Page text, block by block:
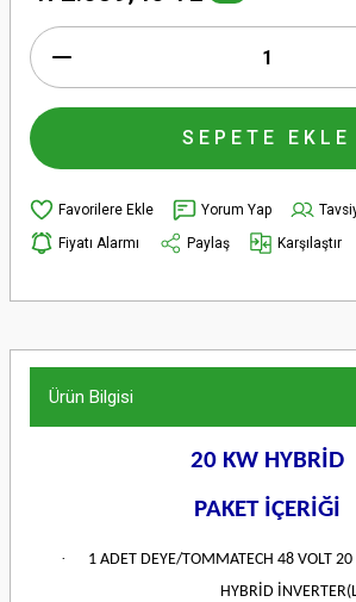
SEPETE EKLE
Yorum Yap
Fiyatı Alarmı
Paylaş Karşılaştır
Ürün Bilgisi
20 KW HYBRİD
PAKET İÇERİĞİ
·
1 ADET DEYE/TOMMATECH 48 VOLT
HYBRİD